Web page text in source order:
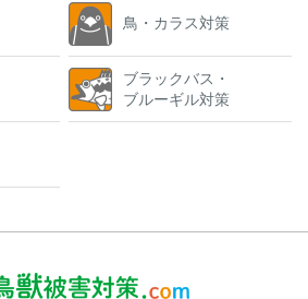
鳥・カラス対策
ブラックバス・
ブルーギル対策